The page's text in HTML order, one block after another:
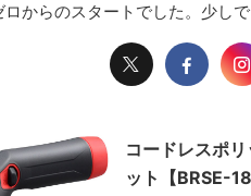
ロからのスタートでした。少し
コードレスポ
ット【BRSE-